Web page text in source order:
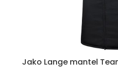
Jako Lange mantel